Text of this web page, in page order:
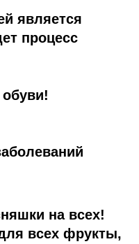
является
процесс
на всех!
всех фрукты,